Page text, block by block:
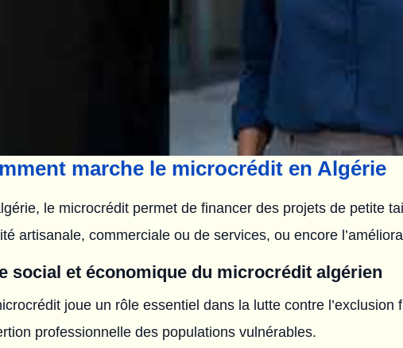
marche le microcrédit en Algérie
le microcrédit permet de financer des projets de petite
artisanale, commerciale ou de services, ou encore
social et économique du microcrédit algérien
joue un rôle essentiel dans la lutte contre
professionnelle des populations vulnérables.